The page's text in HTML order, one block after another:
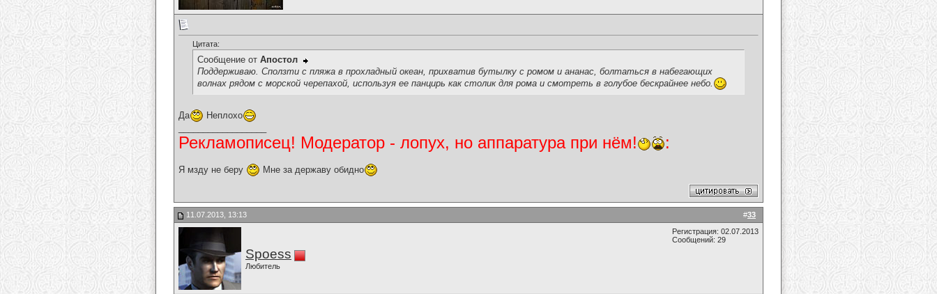
Цитата:
Сообщение от Апостол
Поддерживаю. Сползти с пляжа в прохладный океан, прихватив бутылку с ромом и ананас, болтаться в набегающих
волнах рядом с морской черепахой, используя ее панцирь как столик для рома и смотреть в голубое бескрайнее небо.
Да
Неплохо
Рекламописец! Модератор - лопух, но аппаратура при нём! :
Я мзду не беру Мне за державу обидно
#33
11.07.2013, 13:13
Spoess
Любитель
Регистрация: 02.07.2013
Сообщений: 29